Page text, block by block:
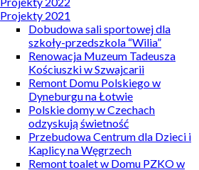
Projekty 2021
Dobudowa sali sportowej dla
szkoły-przedszkola “Wilia”
Renowacja Muzeum Tadeusza
Kościuszki w Szwajcarii
Remont Domu Polskiego w
Dyneburgu na Łotwie
Polskie domy w Czechach
odzyskują świetność
Przebudowa Centrum dla Dzieci i
Kaplicy na Węgrzech
Remont toalet w Domu PZKO w